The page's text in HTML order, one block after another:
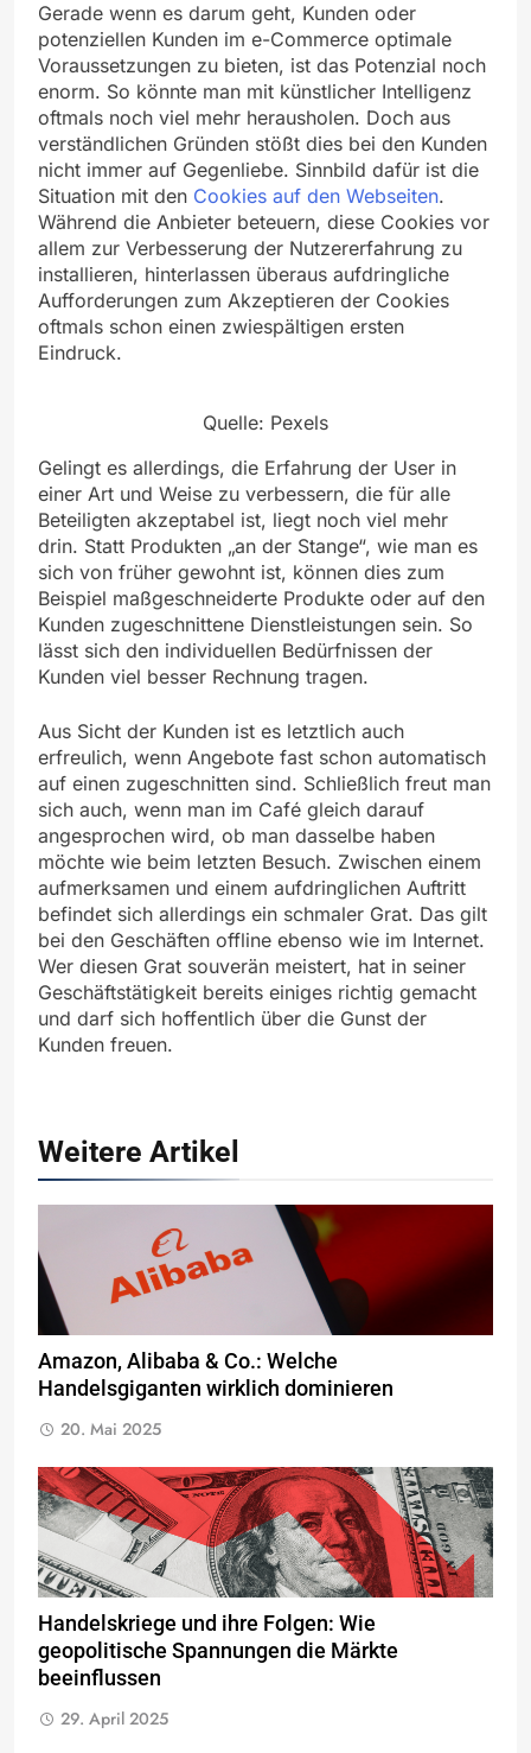
Gerade wenn es darum geht, Kunden oder
potenziellen Kunden im e-Commerce optimale
Voraussetzungen zu bieten, ist das Potenzial noch
enorm. So könnte man mit künstlicher Intelligenz
oftmals noch viel mehr herausholen. Doch aus
verständlichen Gründen stößt dies bei den Kunden
nicht immer auf Gegenliebe. Sinnbild dafür ist die
Situation mit den Cookies auf den Webseiten.
Während die Anbieter beteuern, diese Cookies vor
allem zur Verbesserung der Nutzererfahrung zu
installieren, hinterlassen überaus aufdringliche
Aufforderungen zum Akzeptieren der Cookies
oftmals schon einen zwiespältigen ersten
Eindruck.
Quelle: Pexels
Gelingt es allerdings, die Erfahrung der User in
einer Art und Weise zu verbessern, die für alle
Beteiligten akzeptabel ist, liegt noch viel mehr
drin. Statt Produkten „an der Stange“, wie man es
sich von früher gewohnt ist, können dies zum
Beispiel maßgeschneiderte Produkte oder auf den
Kunden zugeschnittene Dienstleistungen sein. So
lässt sich den individuellen Bedürfnissen der
Kunden viel besser Rechnung tragen.
Aus Sicht der Kunden ist es letztlich auch
erfreulich, wenn Angebote fast schon automatisch
auf einen zugeschnitten sind. Schließlich freut man
sich auch, wenn man im Café gleich darauf
angesprochen wird, ob man dasselbe haben
möchte wie beim letzten Besuch. Zwischen einem
aufmerksamen und einem aufdringlichen Auftritt
befindet sich allerdings ein schmaler Grat. Das gilt
bei den Geschäften offline ebenso wie im Internet.
Wer diesen Grat souverän meistert, hat in seiner
Geschäftstätigkeit bereits einiges richtig gemacht
und darf sich hoffentlich über die Gunst der
Kunden freuen.
Weitere Artikel
Amazon, Alibaba & Co.: Welche
Handelsgiganten wirklich dominieren
20. Mai 2025
Handelskriege und ihre Folgen: Wie
geopolitische Spannungen die Märkte
beeinflussen
29. April 2025